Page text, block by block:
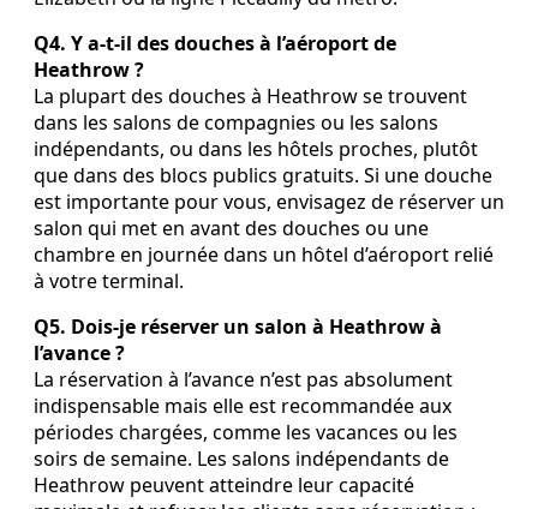
Q4. Y a‑t‑il des douches à l’aéroport de
Heathrow ?
La plupart des douches à Heathrow se trouvent
dans les salons de compagnies ou les salons
indépendants, ou dans les hôtels proches, plutôt
que dans des blocs publics gratuits. Si une douche
est importante pour vous, envisagez de réserver un
salon qui met en avant des douches ou une
chambre en journée dans un hôtel d’aéroport relié
à votre terminal.
Q5. Dois‑je réserver un salon à Heathrow à
l’avance ?
La réservation à l’avance n’est pas absolument
indispensable mais elle est recommandée aux
périodes chargées, comme les vacances ou les
soirs de semaine. Les salons indépendants de
Heathrow peuvent atteindre leur capacité